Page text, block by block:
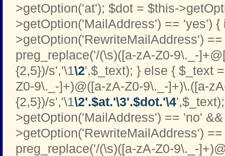
>getOption('at'); $dot = $this-
>getOption('MailAddress') == 'yes') {
>getOption('RewriteMailAddress')
preg_replace('/(\s)([a-zA-Z0-9\._-
{2,5})/s','\1\2',$_text); } else { $_text
Z0-9\._-]+)@([a-zA-Z0-9\._-]+)\.([a-
{2,5})/s','\1\2'.$at.'\3'.$dot.'\4
>getOption('MailAddress') == 'no'
>getOption('RewriteMailAddress')
preg_replace('/(\s)([a-zA-Z0-9\._-